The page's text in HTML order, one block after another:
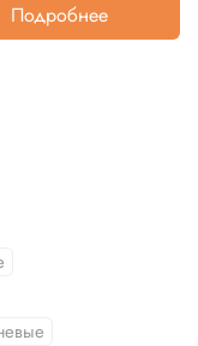
Подробнее